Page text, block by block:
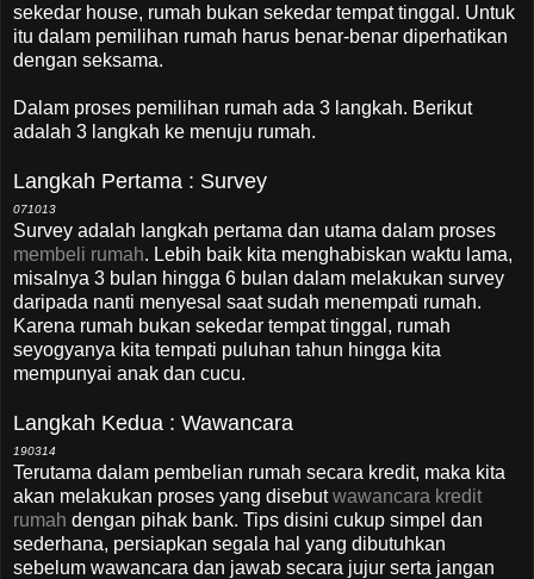
sekedar house, rumah bukan sekedar tempat tinggal. Untuk
itu dalam pemilihan rumah harus benar-benar diperhatikan
dengan seksama.
Dalam proses pemilihan rumah ada 3 langkah. Berikut
adalah 3 langkah ke menuju rumah.
Langkah Pertama : Survey
071013
Survey adalah langkah pertama dan utama dalam proses
membeli rumah. Lebih baik kita menghabiskan waktu lama,
misalnya 3 bulan hingga 6 bulan dalam melakukan survey
daripada nanti menyesal saat sudah menempati rumah.
Karena rumah bukan sekedar tempat tinggal, rumah
seyogyanya kita tempati puluhan tahun hingga kita
mempunyai anak dan cucu.
Langkah Kedua : Wawancara
190314
Terutama dalam pembelian rumah secara kredit, maka kita
akan melakukan proses yang disebutwawancara kredit
rumah dengan pihak bank. Tips disini cukup simpel dan
sederhana, persiapkan segala hal yang dibutuhkan
sebelum wawancara dan jawab secara jujur serta jangan